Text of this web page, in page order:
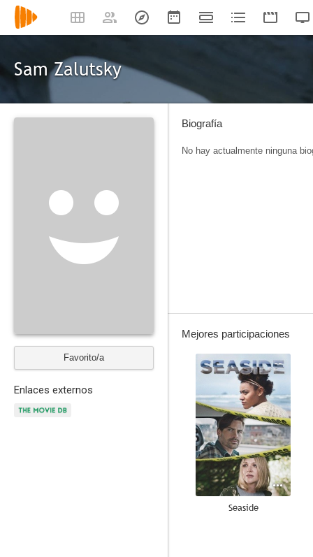
Sam Zalutsky
Favorito/a
Enlaces externos
Biografía
No hay actualmente ninguna
Mejores participaciones
--
Seaside